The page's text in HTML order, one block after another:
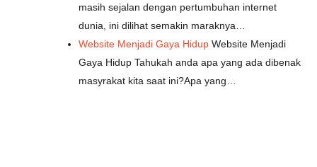
masih sejalan dengan pertumbuhan internet
dunia, ini dilihat semakin maraknya…
Website Menjadi Gaya Hidup Website Menjadi
Gaya Hidup Tahukah anda apa yang ada dibenak
masyrakat kita saat ini?Apa yang…